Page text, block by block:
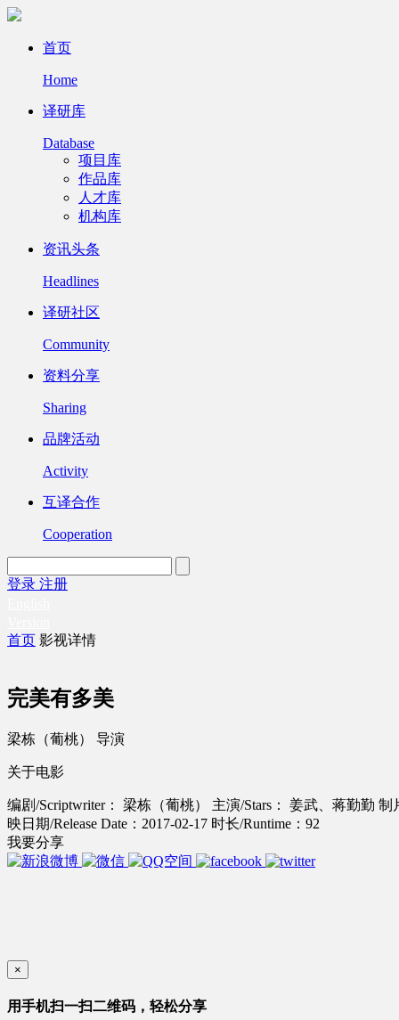
首页
Home
译研库
Database
项目库
作品库
人才库
机构库
资讯头条
Headlines
译研社区
Community
资料分享
Sharing
品牌活动
Activity
互译合作
Cooperation
登录 注册
首页 影视详情
完美有多美
梁栋（葡桃） 导演
关于电影
编剧/Scriptwriter： 梁栋（葡桃） 主演/Stars： 姜武、蒋勤勤 制
映日期/Release Date：2017-02-17 时长/Runtime：92
我要分享
×
用手机扫一扫二维码，轻松分享